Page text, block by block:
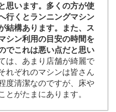
思います。多くの方が使
行くとランニングマシン
結構あります。また、ス
シン利用の目安の時間を
でこれは悪い点だと思い
は、あまり店舗が綺麗で
れぞれのマシンは皆さん
度清潔なのですが、床や
がたまにあります。